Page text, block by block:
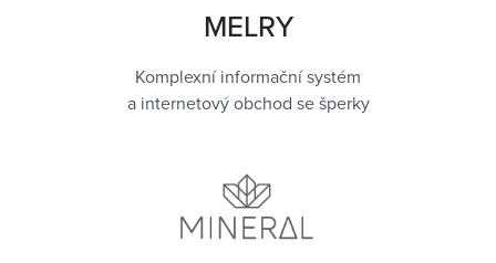
MELRY
Komplexní informační systém
a internetový obchod se šperky